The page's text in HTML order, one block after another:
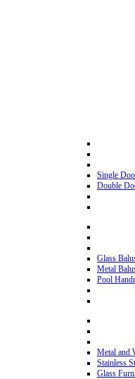
Single
Double
Glass
Metal
Pool
Metal and
Stainless
Glass